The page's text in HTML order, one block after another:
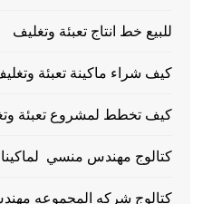
للبيع خط انتاج تعبئة وتغليف
كيف شراء ماكينة تعبئة
كيف تخطط لمشروع تعبئة
كتالوج مهندس منسي
كتالوج شركه المجموعه